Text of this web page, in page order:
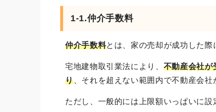
1-1.仲介手数料
仲介手数料とは、家の売却が成功した際
宅地建物取引業法により、 不動産会社が
り、それを超えない範囲内で不動産会社
ただし、一般的には上限額いっぱいに設